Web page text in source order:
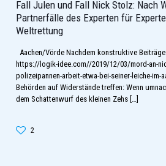
Fall Julen und Fall Nick Stolz: Nach
Partnerfälle des Experten für
Weltrettung
Aachen/Vörde Nachdem konstruktive
https://logik-idee.com//2019/12/03/mord-an-
polizeipannen-arbeit-etwa-bei-seiner-leiche-im-
Behörden auf Widerstände treffen: Wenn
dem Schattenwurf des kleinen Zehs […]
2